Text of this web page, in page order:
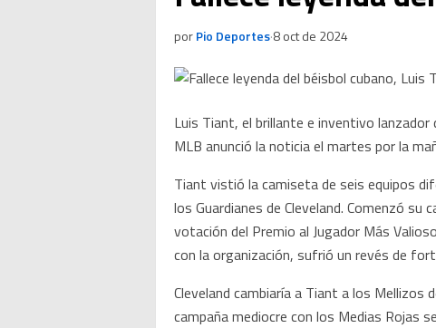
porPio Deportes·8 oct de 2024
Luis Tiant, el brillante e inventivo
MLB anunció la noticia el martes por la
Tiant vistió la camiseta de seis equipos
los Guardianes de Cleveland. Comenzó
votación del Premio al Jugador Más
con la organización, sufrió un revés de
Cleveland cambiaría a Tiant a los Mellizos
campaña mediocre con los Medias Rojas